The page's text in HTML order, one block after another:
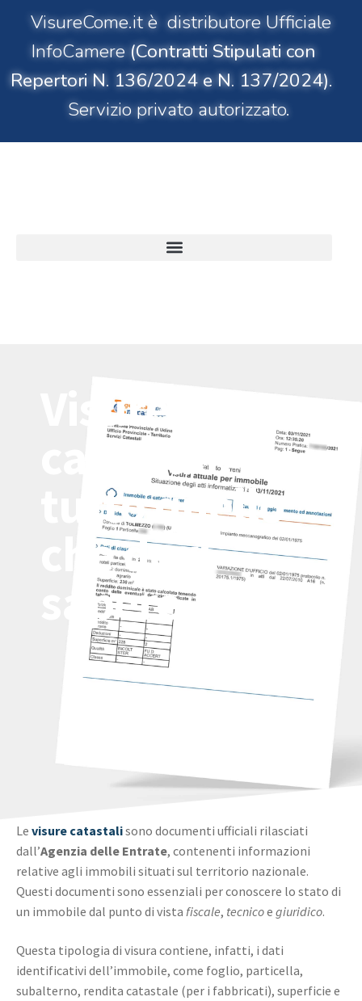
VisureCome.it è distributore Ufficiale
InfoCamere(Contratti Stipulati con
Repertori N. 136/2024 e N. 137/2024).
Servizio privato autorizzato.
Visure
catastali:
tutto quello
che devi
sapere
Le visure catastalisono documenti ufficiali rilasciati
dall’Agenzia delle Entrate, contenenti informazioni
relative agli immobili situati sul territorio nazionale.
Questi documenti sono essenziali per conoscere lo stato di
un immobile dal punto di vista fiscale, tecnicoe giuridico.
Questa tipologia di visura contiene, infatti, i dati
identificativi dell’immobile, come foglio, particella,
subalterno, rendita catastale (per i fabbricati), superficie e